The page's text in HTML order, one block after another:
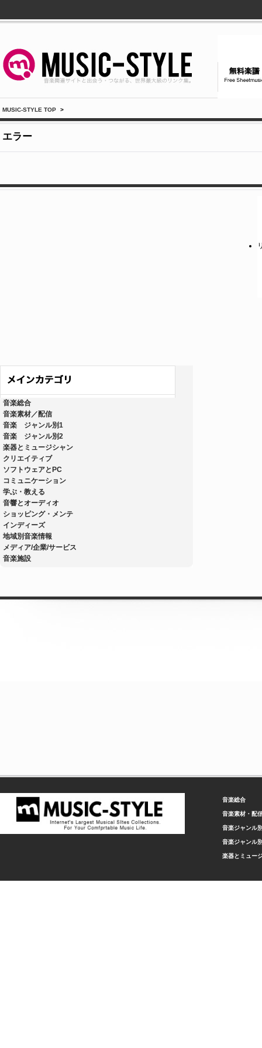
MUSIC-STYLE TOP >
エラー
音楽総合
音楽素材／配信
音楽 ジャンル別1
音楽 ジャンル別2
楽器とミュージシャン
クリエイティブ
ソフトウェアとPC
コミュニケーション
学ぶ・教える
音響とオーディオ
ショッピング・メンテ
インディーズ
地域別音楽情報
メディア/企業/サービス
音楽施設
音楽総合
音楽素材・配
音楽ジャンル
音楽ジャンル
楽器とミュー